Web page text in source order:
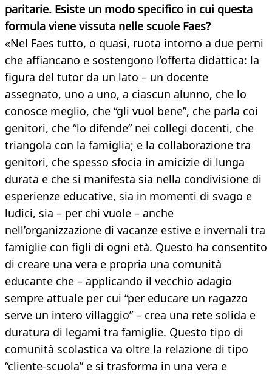
paritarie. Esiste un modo specifico in cui questa
formula viene vissuta nelle scuole Faes?
«Nel Faes tutto, o quasi, ruota intorno a due perni
che affiancano e sostengono l’offerta didattica: la
figura del tutor da un lato – un docente
assegnato, uno a uno, a ciascun alunno, che lo
conosce meglio, che “gli vuol bene”, che parla coi
genitori, che “lo difende” nei collegi docenti, che
triangola con la famiglia; e la collaborazione tra
genitori, che spesso sfocia in amicizie di lunga
durata e che si manifesta sia nella condivisione di
esperienze educative, sia in momenti di svago e
ludici, sia – per chi vuole – anche
nell’organizzazione di vacanze estive e invernali tra
famiglie con figli di ogni età. Questo ha consentito
di creare una vera e propria una comunità
educante che – applicando il vecchio adagio
sempre attuale per cui “per educare un ragazzo
serve un intero villaggio” – crea una rete solida e
duratura di legami tra famiglie. Questo tipo di
comunità scolastica va oltre la relazione di tipo
“cliente-scuola” e si trasforma in una vera e